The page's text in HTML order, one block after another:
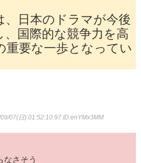
、日本のドラマが今後
、国際的な競争力を高
重要な一歩となってい
09/07(日) 01:52:10.97 ID:enYMx3MM
なさそう